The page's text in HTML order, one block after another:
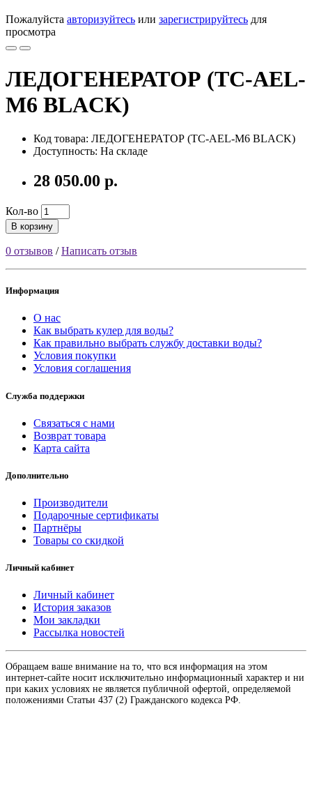
Пожалуйста авторизуйтесь или зарегистрируйтесь для
просмотра
ЛЕДОГЕНЕРАТОР (TC-AEL-
M6 BLACK)
Код товара: ЛЕДОГЕНЕРАТОР (TC-AEL-M6 BLACK)
Доступность: На складе
28 050.00 р.
Кол-во
В корзину
0 отзывов /Написать отзыв
Информация
О нас
Как выбрать кулер для воды?
Как правильно выбрать службу доставки воды?
Условия покупки
Условия соглашения
Служба поддержки
Связаться с нами
Возврат товара
Карта сайта
Дополнительно
Производители
Подарочные сертификаты
Партнёры
Товары со скидкой
Личный кабинет
Личный кабинет
История заказов
Мои закладки
Рассылка новостей
Обращаем ваше внимание на то, что вся информация на этом
интернет-сайте носит исключительно информационный характер и ни
при каких условиях не является публичной офертой, определяемой
положениями Статьи 437 (2) Гражданского кодекса РФ.